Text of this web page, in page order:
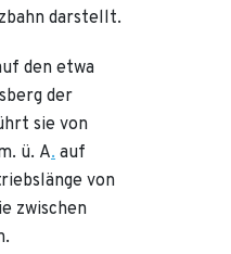
darstellt.
den etwa
der
sie von
ü. A. auf
von
zwischen